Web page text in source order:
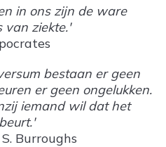
in ons zijn de ware
van ziekte.'
bestaan er geen
er geen ongelukken.
iemand wil dat het
Burroughs